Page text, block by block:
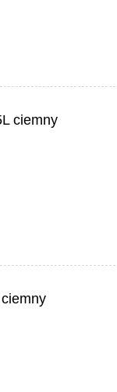
ciemny